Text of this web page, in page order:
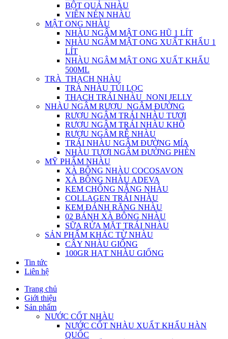
BỘT QUẢ NHÀU
VIÊN NÉN NHÀU
MẬT ONG NHÀU
NHÀU NGÂM MẬT ONG HŨ 1 LÍT
NHÀU NGÂM MẬT ONG XUẤT KHẨU 1
LÍT
NHÀU NGÂM MẬT ONG XUẤT KHẨU
500ML
TRÀ_THẠCH NHÀU
TRÀ NHÀU TÚI LỌC
THẠCH TRÁI NHÀU_NONI JELLY
NHÀU NGÂM RƯỢU_NGÂM ĐƯỜNG
RƯỢU NGÂM TRÁI NHÀU TƯƠI
RƯỢU NGÂM TRÁI NHÀU KHÔ
RƯỢU NGÂM RỄ NHÀU
TRÁI NHÀU NGÂM ĐƯỜNG MÍA
NHÀU TƯƠI NGÂM ĐƯỜNG PHÈN
MỸ PHẨM NHÀU
XÀ BÔNG NHÀU COCOSAVON
XÀ BÔNG NHÀU ADEVA
KEM CHỐNG NẮNG NHÀU
COLLAGEN TRÁI NHÀU
KEM ĐÁNH RĂNG NHÀU
02 BÁNH XÀ BÔNG NHÀU
SỮA RỬA MẶT TRÁI NHÀU
SẢN PHẨM KHÁC TỪ NHÀU
CÂY NHÀU GIỐNG
100GR HẠT NHÀU GIỐNG
Tin tức
Liên hệ
Trang chủ
Giới thiệu
Sản phẩm
NƯỚC CỐT NHÀU
NƯỚC CỐT NHÀU XUẤT KHẨU HÀN
QUỐC